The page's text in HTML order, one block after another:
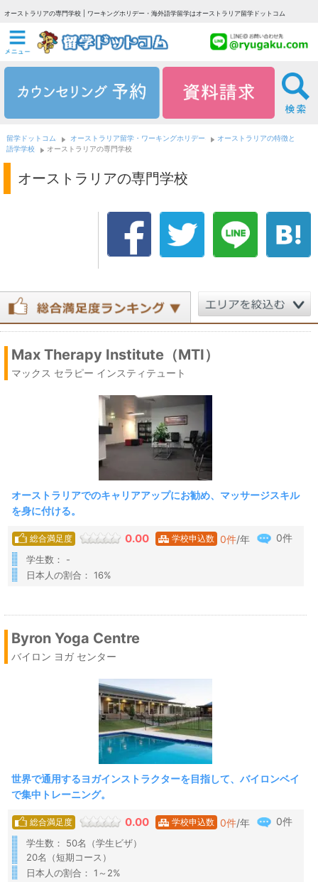
オーストラリアの専門学校 | ワーキングホリデー・海外語学留学はオーストラリア留学ドットコム
留学ドットコム オーストラリア留学・ワーキングホリデー
オーストラリアの特徴と
語学学校
オーストラリアの専門学校
オーストラリアの専門学校
Max Therapy Institute（MTI）
マックス セラピー インスティテュート
オーストラリアでのキャリアアップにお勧め、マッサージスキル
を身に付ける。
総合満足度 0.00 学校申込数 0件/年 0件
学生数： -
日本人の割合： 16%
Byron Yoga Centre
バイロン ヨガ センター
世界で通用するヨガインストラクターを目指して、バイロンベイ
で集中トレーニング。
総合満足度 0.00 学校申込数 0件/年 0件
学生数： 50名（学生ビザ）
20名（短期コース）
日本人の割合： 1～2%